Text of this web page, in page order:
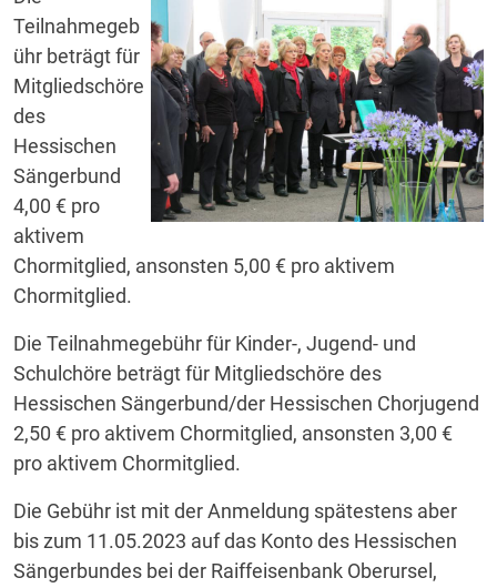
Teilnahmegeb
ühr beträgt für
Mitgliedschöre
des
Hessischen
Sängerbund
4,00 € pro
aktivem
Chormitglied, ansonsten 5,00 € pro aktivem
Chormitglied.
Die Teilnahmegebühr für Kinder-, Jugend- und
Schulchöre beträgt für Mitgliedschöre des
Hessischen Sängerbund/der Hessischen Chorjugend
2,50 € pro aktivem Chormitglied, ansonsten 3,00 €
pro aktivem Chormitglied.
Die Gebühr ist mit der Anmeldung spätestens aber
bis zum 11.05.2023 auf das Konto des Hessischen
Sängerbundes bei der Raiffeisenbank Oberursel,